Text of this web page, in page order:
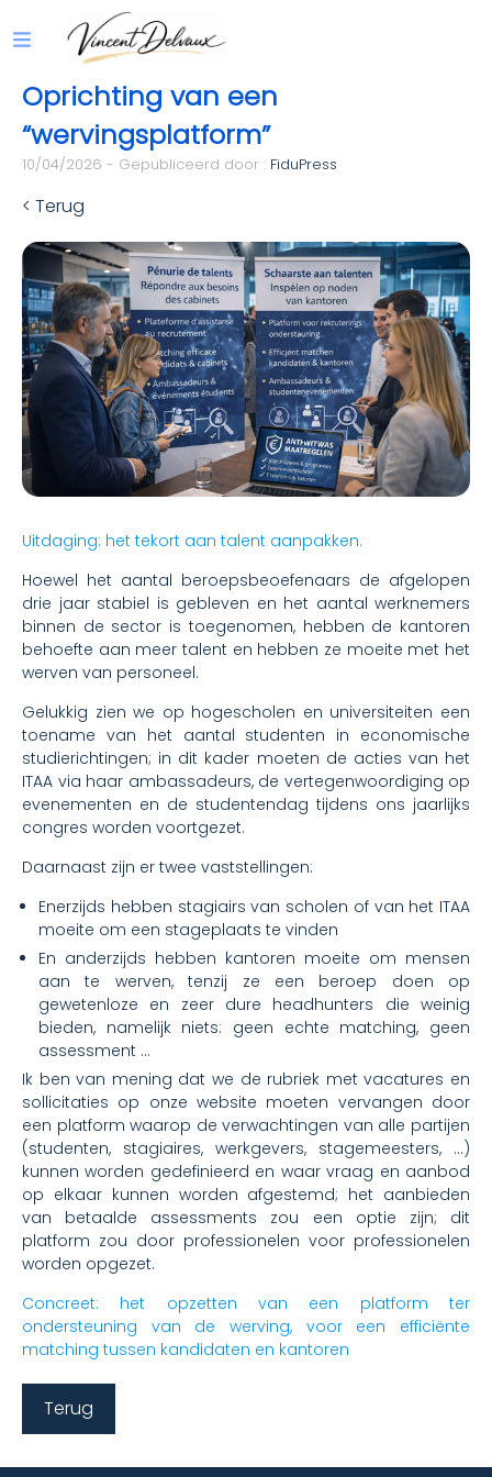
Oprichting van een
“wervingsplatform”
10/04/2026 - Gepubliceerd door : FiduPress
< Terug
Uitdaging: het tekort aan talent aanpakken.
Hoewel het aantal beroepsbeoefenaars de afgelopen
drie jaar stabiel is gebleven en het aantal werknemers
binnen de sector is toegenomen, hebben de kantoren
behoefte aan meer talent en hebben ze moeite met het
werven van personeel.
Gelukkig zien we op hogescholen en universiteiten een
toename van het aantal studenten in economische
studierichtingen; in dit kader moeten de acties van het
ITAA via haar ambassadeurs, de vertegenwoordiging op
evenementen en de studentendag tijdens ons jaarlijks
congres worden voortgezet.
Daarnaast zijn er twee vaststellingen:
Enerzijds hebben stagiairs van scholen of van het ITAA
moeite om een stageplaats te vinden
En anderzijds hebben kantoren moeite om mensen
aan te werven, tenzij ze een beroep doen op
gewetenloze en zeer dure headhunters die weinig
bieden, namelijk niets: geen echte matching, geen
assessment …
Ik ben van mening dat we de rubriek met vacatures en
sollicitaties op onze website moeten vervangen door
een platform waarop de verwachtingen van alle partijen
(studenten, stagiaires, werkgevers, stagemeesters, ...)
kunnen worden gedefinieerd en waar vraag en aanbod
op elkaar kunnen worden afgestemd; het aanbieden
van betaalde assessments zou een optie zijn; dit
platform zou door professionelen voor professionelen
worden opgezet.
Concreet: het opzetten van een platform ter
ondersteuning van de werving, voor een efficiënte
matching tussen kandidaten en kantoren
Terug